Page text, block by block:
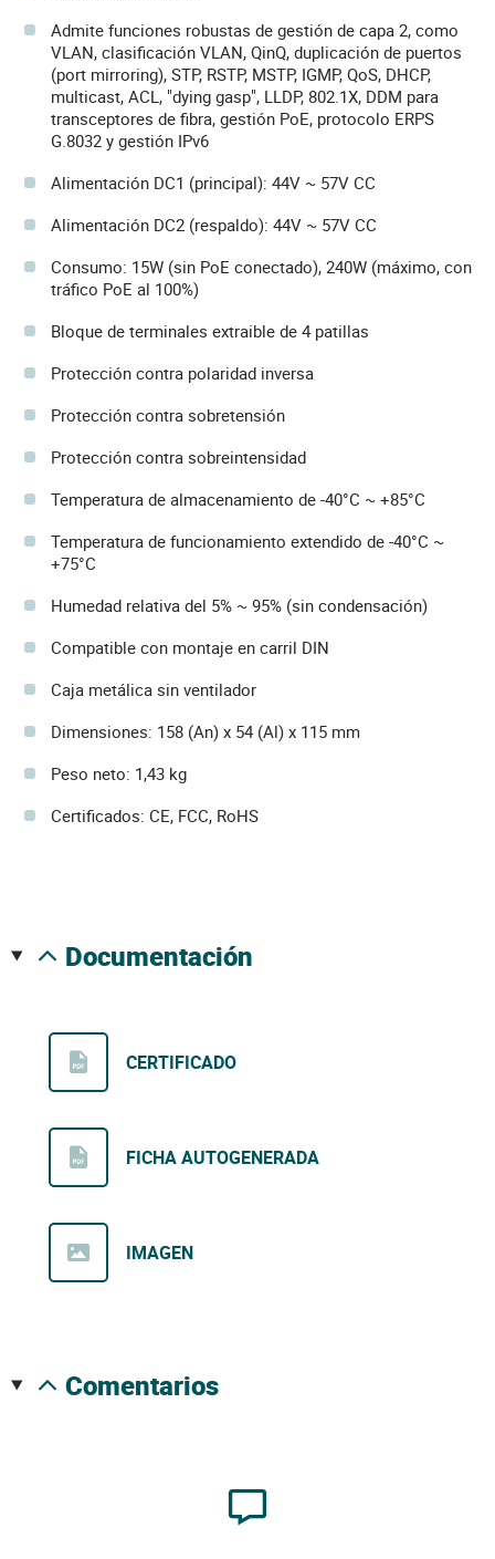
Admite funciones robustas de gestión de capa 2, como
VLAN, clasificación VLAN, QinQ, duplicación de puertos
(port mirroring), STP, RSTP, MSTP, IGMP, QoS, DHCP,
multicast, ACL, "dying gasp", LLDP, 802.1X, DDM para
transceptores de fibra, gestión PoE, protocolo ERPS
G.8032 y gestión IPv6
Alimentación DC1 (principal): 44V ~ 57V CC
Alimentación DC2 (respaldo): 44V ~ 57V CC
Consumo: 15W (sin PoE conectado), 240W (máximo, con
tráfico PoE al 100%)
Bloque de terminales extraible de 4 patillas
Protección contra polaridad inversa
Protección contra sobretensión
Protección contra sobreintensidad
Temperatura de almacenamiento de -40°C ~ +85°C
Temperatura de funcionamiento extendido de -40°C ~
+75°C
Humedad relativa del 5% ~ 95% (sin condensación)
Compatible con montaje en carril DIN
Caja metálica sin ventilador
Dimensiones: 158 (An) x 54 (Al) x 115 mm
Peso neto: 1,43 kg
Certificados: CE, FCC, RoHS
documentación
CERTIFICADO
FICHA AUTOGENERADA
IMAGEN
comentarios